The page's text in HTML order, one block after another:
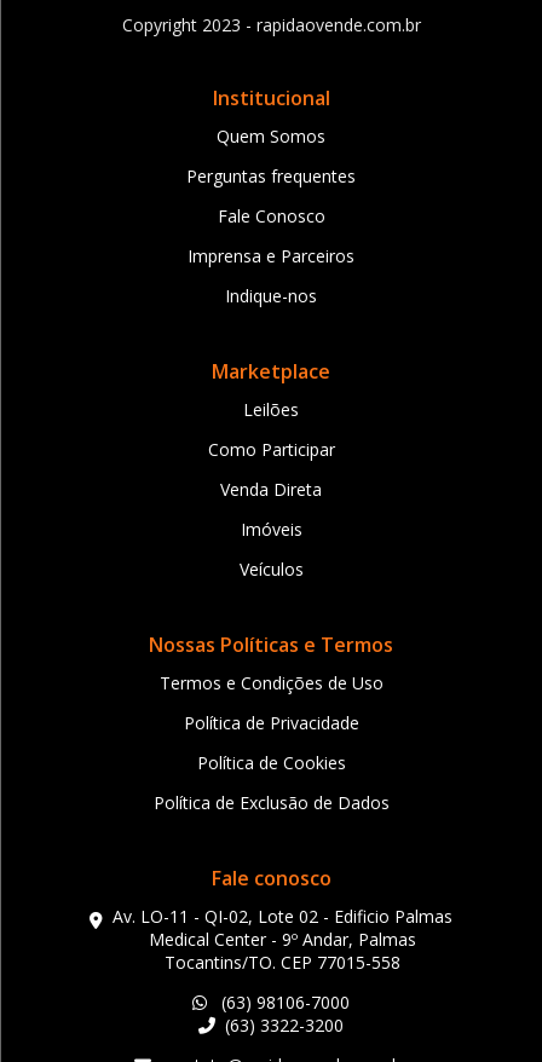
Copyright 2023 - rapidaovende.com.br
Institucional
Quem Somos
Perguntas frequentes
Fale Conosco
Imprensa e Parceiros
Indique-nos
Marketplace
Leilões
Como Participar
Venda Direta
Imóveis
Veículos
Nossas Políticas e Termos
Termos e Condições de Uso
Política de Privacidade
Política de Cookies
Política de Exclusão de Dados
Fale conosco
Av. LO-11 - QI-02, Lote 02 - Edificio Palmas
Medical Center - 9º Andar, Palmas
Tocantins/TO. CEP 77015-558
(63) 98106-7000
(63) 3322-3200